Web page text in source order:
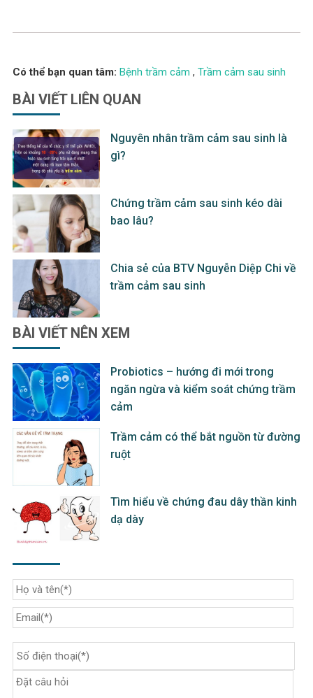
Có thể bạn quan tâm: Bệnh trầm cảm , Trầm cảm sau sinh
BÀI VIẾT LIÊN QUAN
Nguyên nhân trầm cảm sau sinh là
gì?
Chứng trầm cảm sau sinh kéo dài
bao lâu?
Chia sẻ của BTV Nguyễn Diệp Chi về
trầm cảm sau sinh
BÀI VIẾT NÊN XEM
Probiotics – hướng đi mới trong
ngăn ngừa và kiểm soát chứng trầm
cảm
Trầm cảm có thể bắt nguồn từ đường
ruột
Tìm hiểu về chứng đau dây thần kinh
dạ dày